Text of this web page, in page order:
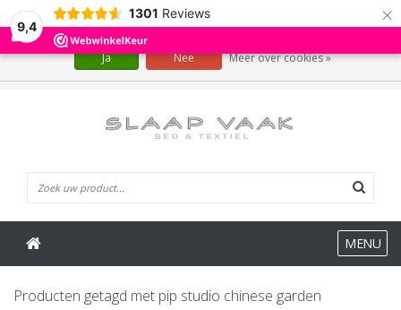
9,4
1301 Reviews ×
MENU
Producten getagd met pip studio chinese garden
Wij slaan cookies op om onze website te verbeteren. Is dat akkoord?
Ja Nee Meer over cookies »